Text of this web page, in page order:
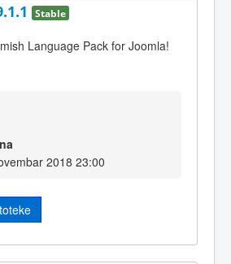
Stable
Language Pack for Joomla!
2018 23:00